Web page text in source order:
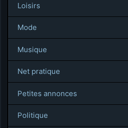
Loisirs
Mode
Musique
Net pratique
Petites annonces
Politique